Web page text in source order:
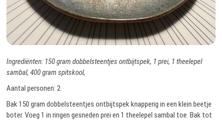
Ingrediënten: 150 gram dobbelsteentjes ontbijtspek, 1 prei, 1 theelepel
sambal, 400 gram spitskool,
Aantal personen: 2
Bak 150 gram dobbelsteentjes ontbijtspek knapperig in een klein beetje
boter. Voeg 1 in ringen gesneden prei en 1 theelepel sambal toe. Bak tot